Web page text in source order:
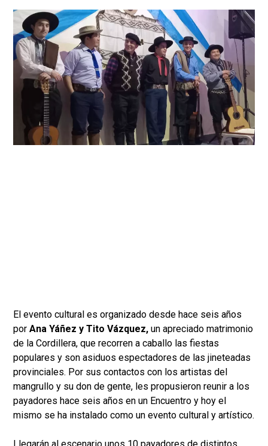
El evento cultural es organizado desde hace seis años
por Ana Yáñez y Tito Vázquez, un apreciado matrimonio
de la Cordillera, que recorren a caballo las fiestas
populares y son asiduos espectadores de las jineteadas
provinciales. Por sus contactos con los artistas del
mangrullo y su don de gente, les propusieron reunir a los
payadores hace seis años en un Encuentro y hoy el
mismo se ha instalado como un evento cultural y artístico.